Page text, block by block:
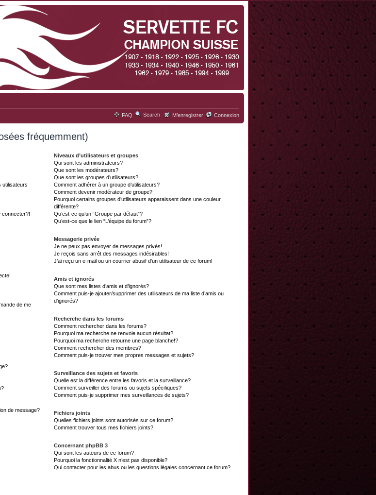
FAQ Search M’enregistrer Connexion
fréquemment)
utilisateurs
connecter?!
de me
de message?
Niveaux d’utilisateurs et groupes
Qui sont les administrateurs?
Que sont les modérateurs?
Que sont les groupes d’utilisateurs?
Comment adhérer à un groupe d’utilisateurs?
Comment devenir modérateur de groupe?
Pourquoi certains groupes d’utilisateurs apparaissent dans une couleur
différente?
Qu’est-ce qu’un “Groupe par défaut”?
Qu’est-ce que le lien “L’équipe du forum”?
Messagerie privée
Je ne peux pas envoyer de messages privés!
Je reçois sans arrêt des messages indésirables!
J’ai reçu un e-mail ou un courrier abusif d’un utilisateur de ce forum!
Amis et ignorés
Que sont mes listes d’amis et d’ignorés?
Comment puis-je ajouter/supprimer des utilisateurs de ma liste d’amis ou
d’ignorés?
Recherche dans les forums
Comment rechercher dans les forums?
Pourquoi ma recherche ne renvoie aucun résultat?
Pourquoi ma recherche retourne une page blanche!?
Comment rechercher des membres?
Comment puis-je trouver mes propres messages et sujets?
Surveillance des sujets et favoris
Quelle est la différence entre les favoris et la surveillance?
Comment surveiller des forums ou sujets spécifiques?
Comment puis-je supprimer mes surveillances de sujets?
Fichiers joints
Quelles fichiers joints sont autorisés sur ce forum?
Comment trouver tous mes fichiers joints?
Concernant phpBB 3
Qui sont les auteurs de ce forum?
Pourquoi la fonctionnalité X n’est pas disponible?
Qui contacter pour les abus ou les questions légales concernant ce forum?